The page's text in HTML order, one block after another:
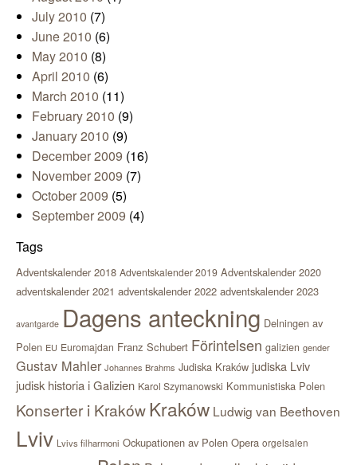
July 2010 (7)
June 2010 (6)
May 2010 (8)
April 2010 (6)
March 2010 (11)
February 2010 (9)
January 2010 (9)
December 2009 (16)
November 2009 (7)
October 2009 (5)
September 2009 (4)
Tags
Adventskalender 2018 Adventskalender 2019 Adventskalender 2020
adventskalender 2021 adventskalender 2022 adventskalender 2023
avantgarde Dagens anteckning Delningen av
Polen EU Euromajdan Franz Schubert Förintelsen galizien gender
Gustav Mahler Johannes Brahms Judiska Kraków judiska Lviv
judisk historia i Galizien Karol Szymanowski Kommunistiska Polen
Konserter i KrakówKraków Ludwig van Beethoven
Lviv Lvivs filharmoni Ockupationen av Polen Opera orgelsalen